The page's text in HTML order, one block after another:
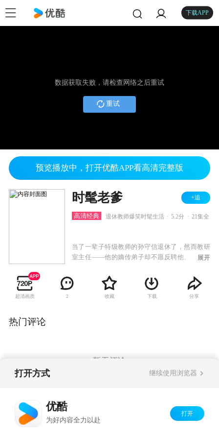
下载APP
数据获取失败，请检查网络之后重试
重试
预览播放中，打开优酷APP看高清完整版
时髦老爹 +追
高清经典 退休教师爆笑时髦生活 5.2分 21集全
当了一辈子特级教师的孙守信退休了，然而教研
室主任——他的嫡传弟子却不愿反聘他。反而由
“骗”到留京名额后立即辞职了。伤心的孙守信不
愿回家，还被一个小女孩骗了钱，老爹追逐中误
入网吧——一个对他完全陌生的世界。老爹被汪
展开
超清画质 2 收藏 下载 分享
热门评论
暂无评论
打开方式 继续使用浏览器
优酷
为好内容全力以赴
打开